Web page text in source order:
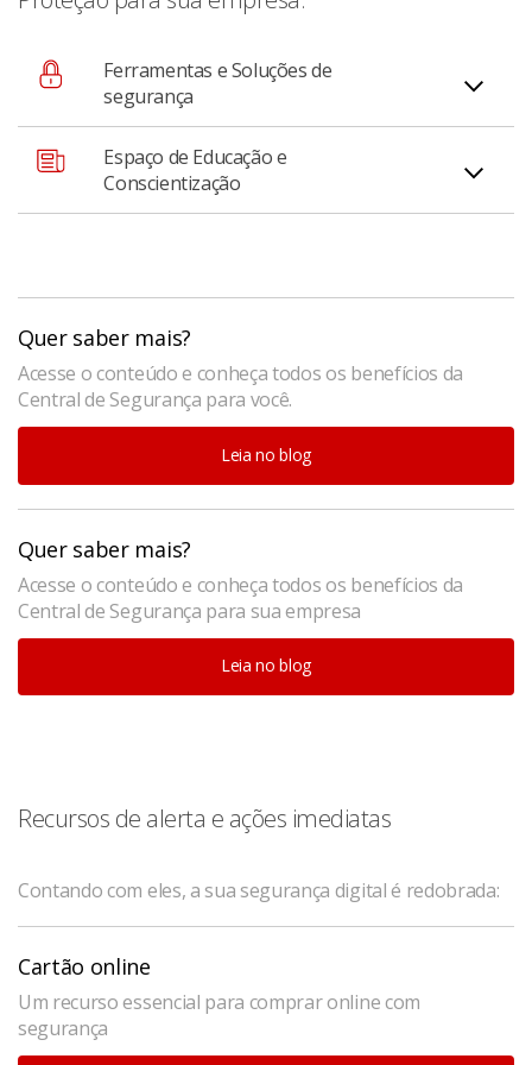
Ferramentas e Soluções de
segurança
Acesse as principais funcionalidades de proteção da
conta e do aplicativo em um só lugar;
Espaço de Educação e
Conscientização
Quer saber mais?
Acesse o conteúdo e conheça todos os benefícios da
Central de Segurança para você.
Leia no blog
Quer saber mais?
Acesse o conteúdo e conheça todos os benefícios da
Central de Segurança para sua empresa
Leia no blog
Recursos de alerta e ações imediatas
Contando com eles, a sua segurança digital é redobrada:
Cartão online
Um recurso essencial para comprar online com
segurança